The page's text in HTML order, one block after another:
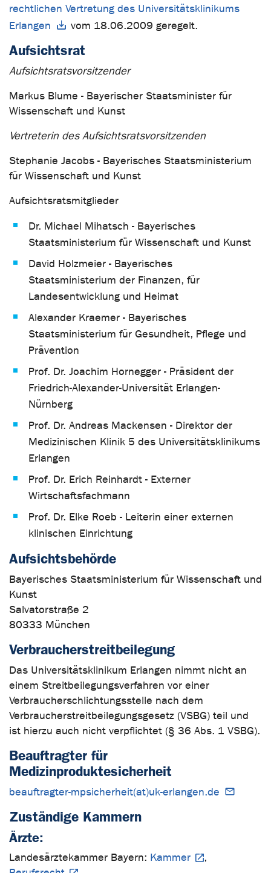
rechtlichen Vertretung des Universitätsklinikums
Erlangen
vom 18.06.2009 geregelt.
Aufsichtsrat
Aufsichtsratsvorsitzender
Markus Blume - Bayerischer Staatsminister für
Wissenschaft und Kunst
Vertreterin des Aufsichtsratsvorsitzenden
Stephanie Jacobs - Bayerisches Staatsministerium
für Wissenschaft und Kunst
Aufsichtsratsmitglieder
Dr. Michael Mihatsch - Bayerisches
Staatsministerium für Wissenschaft und Kunst
David Holzmeier - Bayerisches
Staatsministerium der Finanzen, für
Landesentwicklung und Heimat
Alexander Kraemer - Bayerisches
Staatsministerium für Gesundheit, Pflege und
Prävention
Prof. Dr. Joachim Hornegger - Präsident der
Friedrich-Alexander-Universität Erlangen-
Nürnberg
Prof. Dr. Andreas Mackensen - Direktor der
Medizinischen Klinik 5 des Universitätsklinikums
Erlangen
Prof. Dr. Erich Reinhardt - Externer
Wirtschaftsfachmann
Prof. Dr. Elke Roeb - Leiterin einer externen
klinischen Einrichtung
Aufsichtsbehörde
Bayerisches Staatsministerium für Wissenschaft und
Kunst
Salvatorstraße 2
80333 München
Verbraucherstreitbeilegung
Das Universitätsklinikum Erlangen nimmt nicht an
einem Streitbeilegungsverfahren vor einer
Verbraucherschlichtungsstelle nach dem
Verbraucherstreitbeilegungsgesetz (VSBG) teil und
ist hierzu auch nicht verpflichtet (§ 36 Abs. 1 VSBG).
Beauftragter für
Medizinproduktesicherheit
beauftragter-mpsicherheit(at)uk-erlangen.de
Zuständige Kammern
Ärzte:
Landesärztekammer Bayern: Kammer
,